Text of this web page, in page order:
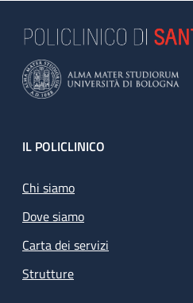
Footer
IL POLICLINICO
Chi siamo
Dove siamo
Carta dei servizi
Strutture